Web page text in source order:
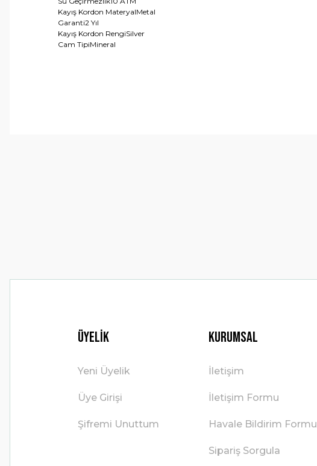
Kayış Kordon MateryalMetal
Garanti2 Yıl
Kayış Kordon RengiSilver
Cam TipiMineral
Üyelik
Yeni Üyelik
Üye Girişi
Şifremi Unuttum
Kurumsal
İletişim
İletişim Formu
Havale Bildirim Formu
Sipariş Sorgula